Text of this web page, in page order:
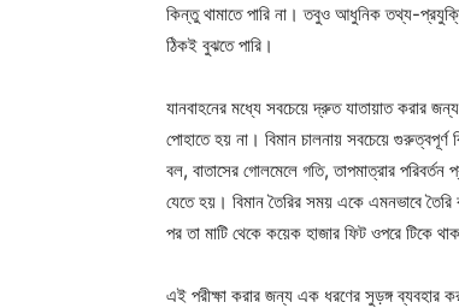
কিন্তু থামাতে পারি না। তবুও আধুনিক তথ্য-
ঠিকই বুঝতে পারি।
যানবাহনের মধ্যে সবচেয়ে দ্রুত যাতায়াত করার
পোহাতে হয় না। বিমান চালনায় সবচেয়ে
বল, বাতাসের গোলমেলে গতি, তাপমাত্রার
যেতে হয়। বিমান তৈরির সময় একে এমনভাবে
পর তা মাটি থেকে কয়েক হাজার ফিট ওপরে টিকে
এই পরীক্ষা করার জন্য এক ধরণের সুড়ঙ্গ ব্যবহার